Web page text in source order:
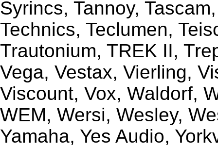
Syrincs, Tannoy,
Technics, Teclumen,
Trautonium, TREK II,
Vega, Vestax, Vierling,
Viscount, Vox, Waldorf,
WEM, Wersi, Wesley,
Yamaha, Yes Audio,